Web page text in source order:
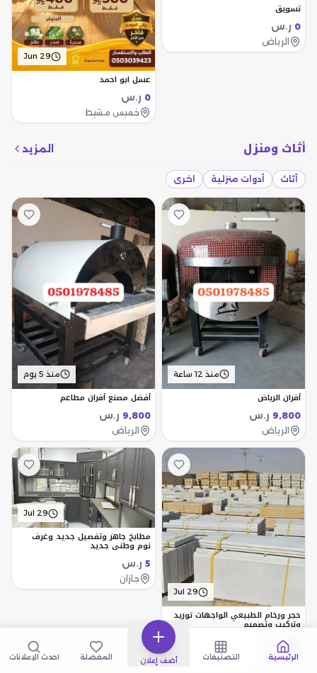
تسويق
0 ر.س
الرياض
Jun 29
عسل ابو احمد
0 ر.س
خميس مشيط
أثاث ومنزل المزيد
أثاث أدوات منزلية اخرى
منذ 12 ساعة
أفران الرياض
9,800 ر.س
الرياض
منذ 5 يوم
أفضل مصنع أفران مطاعم
9,800 ر.س
الرياض
Jul 29
حجر ورخام الطبيعي الواجهات توريد
وتركيب وتصميم
130 ر.س
الرياض
Jul 29
مطابخ جاهز وتفصيل جديد وغرف
نوم وطني جديد
5 ر.س
جازان
الرئيسية التصنيفات أضف إعلان المفضلة أحدث الإعلانات